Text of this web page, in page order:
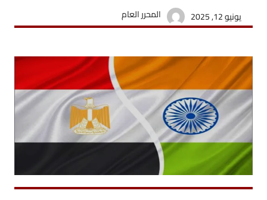
يونيو 12, 2025 المحرر العام